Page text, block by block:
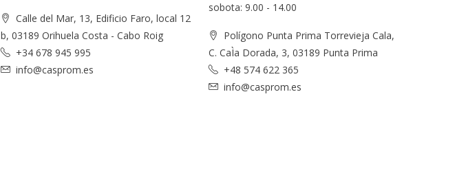
Calle del Mar, 13, Edificio Faro, local 12
b, 03189 Orihuela Costa - Cabo Roig
+34 678 945 995
info@casprom.es
sobota: 9.00 - 14.00
Polígono Punta Prima Torrevieja Cala,
C. CaÌa Dorada, 3, 03189 Punta Prima
+48 574 622 365
info@casprom.es